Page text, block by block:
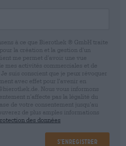
à ce que Bierothek ® GmbH traite
la création et la gestion d’un
me permet d’avoir une vue
mes activités commerciales et de
suis conscient que je peux révoquer
avec effet pour l’avenir en
Nous vous informons
n’affecte pas la légalité du
de votre consentement jusqu’au
de plus amples informations
des données
S’enregistrer